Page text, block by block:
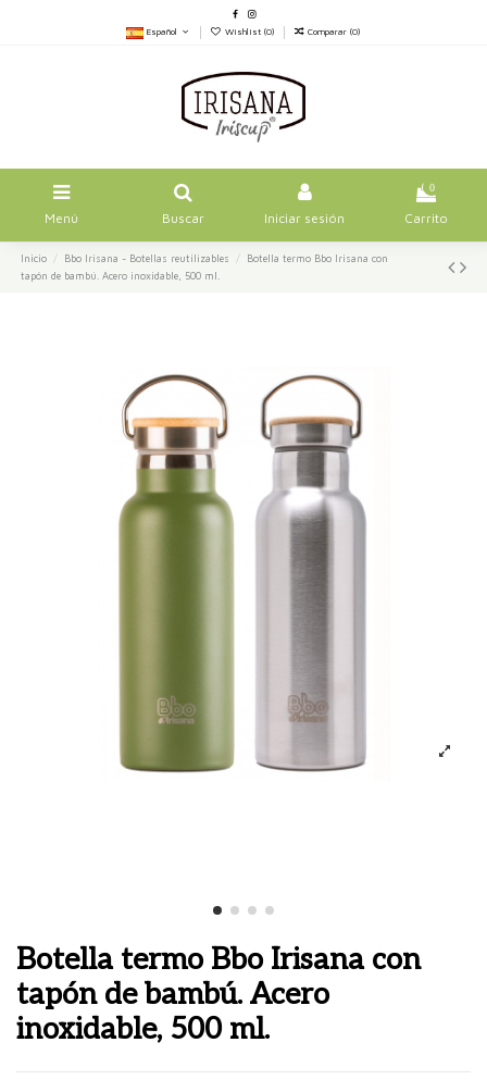
Español Wishlist (0) Comparar (0)
Menú Buscar Iniciar sesión
0
Carrito
Inicio Bbo Irisana - Botellas reutilizables
Botella termo Bbo Irisana con
tapón de bambú. Acero inoxidable, 500 ml.
Botella termo Bbo Irisana con
tapón de bambú. Acero
inoxidable, 500 ml.